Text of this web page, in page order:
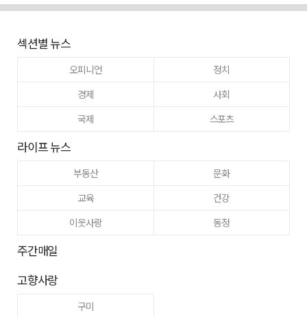
섹션별 뉴스
오피니언
정치
경제
사회
국제
스포츠
라이프 뉴스
부동산
문화
교육
건강
이웃사랑
동정
주간매일
고향사랑
구미